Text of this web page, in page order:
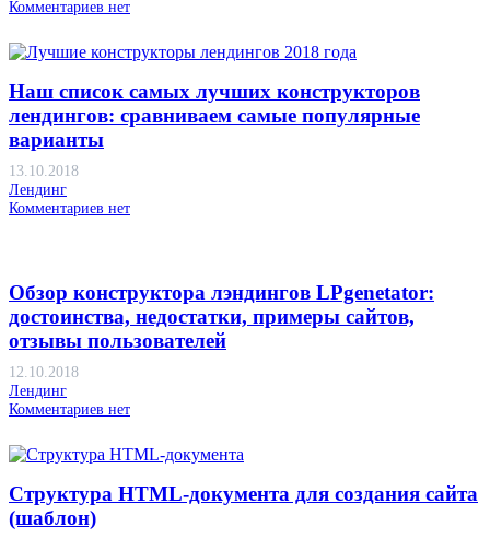
Комментариев нет
Наш список самых лучших конструкторов
лендингов: сравниваем самые популярные
варианты
13.10.2018
Лендинг
Комментариев нет
Обзор конструктора лэндингов LPgenetator:
достоинства, недостатки, примеры сайтов,
отзывы пользователей
12.10.2018
Лендинг
Комментариев нет
Структура HTML-документа для создания сайта
(шаблон)